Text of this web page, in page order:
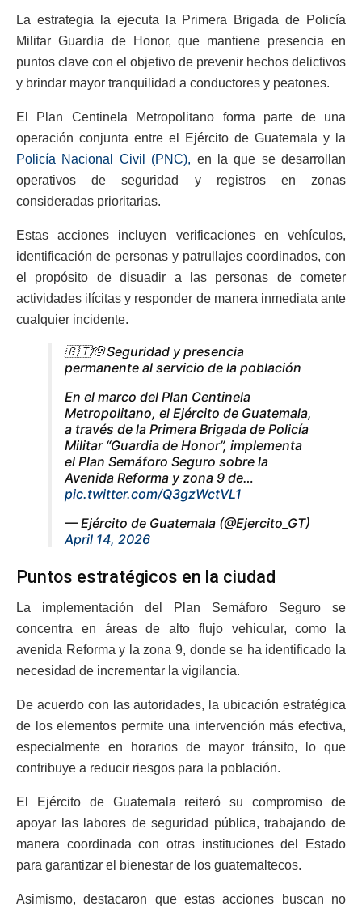
La estrategia la ejecuta la Primera Brigada de Policía
Militar Guardia de Honor, que mantiene presencia en
puntos clave con el objetivo de prevenir hechos delictivos
y brindar mayor tranquilidad a conductores y peatones.
El Plan Centinela Metropolitano forma parte de una
operación conjunta entre el Ejército de Guatemala y la
Policía Nacional Civil (PNC), en la que se desarrollan
operativos de seguridad y registros en zonas
consideradas prioritarias.
Estas acciones incluyen verificaciones en vehículos,
identificación de personas y patrullajes coordinados, con
el propósito de disuadir a las personas de cometer
actividades ilícitas y responder de manera inmediata ante
cualquier incidente.
🇬🇹🫡 Seguridad y presencia
permanente al servicio de la población
En el marco del Plan Centinela
Metropolitano, el Ejército de Guatemala,
a través de la Primera Brigada de Policía
Militar “Guardia de Honor”, implementa
el Plan Semáforo Seguro sobre la
Avenida Reforma y zona 9 de…
pic.twitter.com/Q3gzWctVL1
— Ejército de Guatemala (@Ejercito_GT)
April 14, 2026
Puntos estratégicos en la ciudad
La implementación del Plan Semáforo Seguro se
concentra en áreas de alto flujo vehicular, como la
avenida Reforma y la zona 9, donde se ha identificado la
necesidad de incrementar la vigilancia.
De acuerdo con las autoridades, la ubicación estratégica
de los elementos permite una intervención más efectiva,
especialmente en horarios de mayor tránsito, lo que
contribuye a reducir riesgos para la población.
El Ejército de Guatemala reiteró su compromiso de
apoyar las labores de seguridad pública, trabajando de
manera coordinada con otras instituciones del Estado
para garantizar el bienestar de los guatemaltecos.
Asimismo, destacaron que estas acciones buscan no